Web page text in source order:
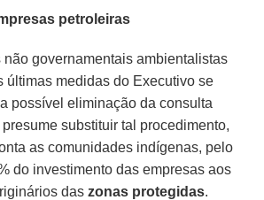
petroleiras
governamentais ambientalistas
últimas medidas do Executivo se
possível eliminação da consulta
substituir tal procedimento,
as comunidades indígenas, pelo
do investimento das empresas aos
daszonas protegidas.